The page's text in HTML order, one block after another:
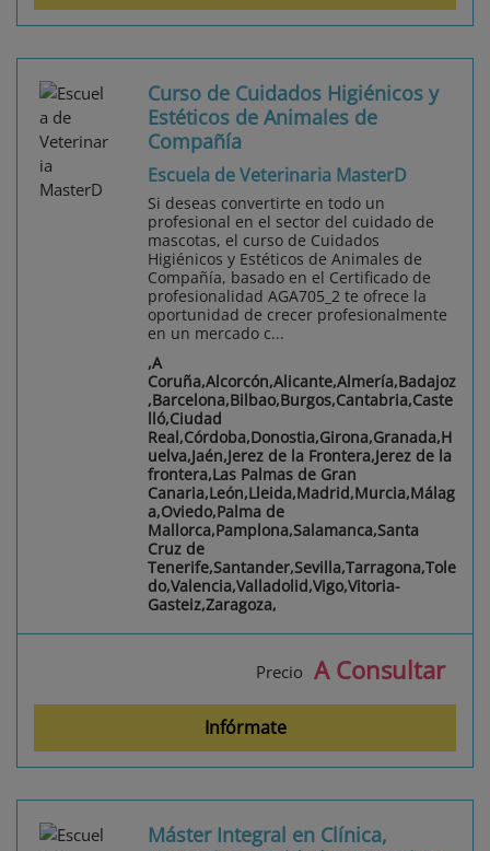
Curso de Cuidados Higiénicos y
Estéticos de Animales de
Compañía
Escuela de Veterinaria MasterD
Si deseas convertirte en todo un
profesional en el sector del cuidado de
mascotas, el curso de Cuidados
Higiénicos y Estéticos de Animales de
Compañía, basado en el Certificado de
profesionalidad AGA705_2 te ofrece la
oportunidad de crecer profesionalmente
en un mercado c...
,A
Coruña,Alcorcón,Alicante,Almería,Badajoz
,Barcelona,Bilbao,Burgos,Cantabria,Caste
lló,Ciudad
Real,Córdoba,Donostia,Girona,Granada,H
uelva,Jaén,Jerez de la Frontera,Jerez de la
frontera,Las Palmas de Gran
Canaria,León,Lleida,Madrid,Murcia,Málag
a,Oviedo,Palma de
Mallorca,Pamplona,Salamanca,Santa
Cruz de
Tenerife,Santander,Sevilla,Tarragona,Tole
do,Valencia,Valladolid,Vigo,Vitoria-
Gasteiz,Zaragoza,
Precio A Consultar
Infórmate
Máster Integral en Clínica,